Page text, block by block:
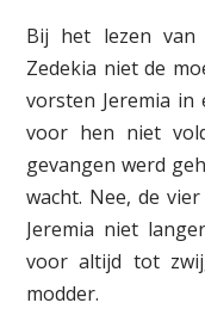
Bij het lezen
Zedekia niet de
vorsten Jeremia in
voor hen niet
gevangen werd
wacht. Nee, de
Jeremia niet
voor altijd tot
modder.